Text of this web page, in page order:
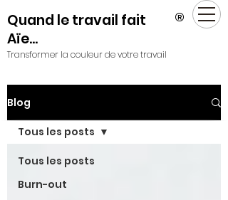
Quand le travail fait
Aïe...
Transformer la couleur de votre travail
®
Blog
Tous les posts
Burn-out
Tous les posts